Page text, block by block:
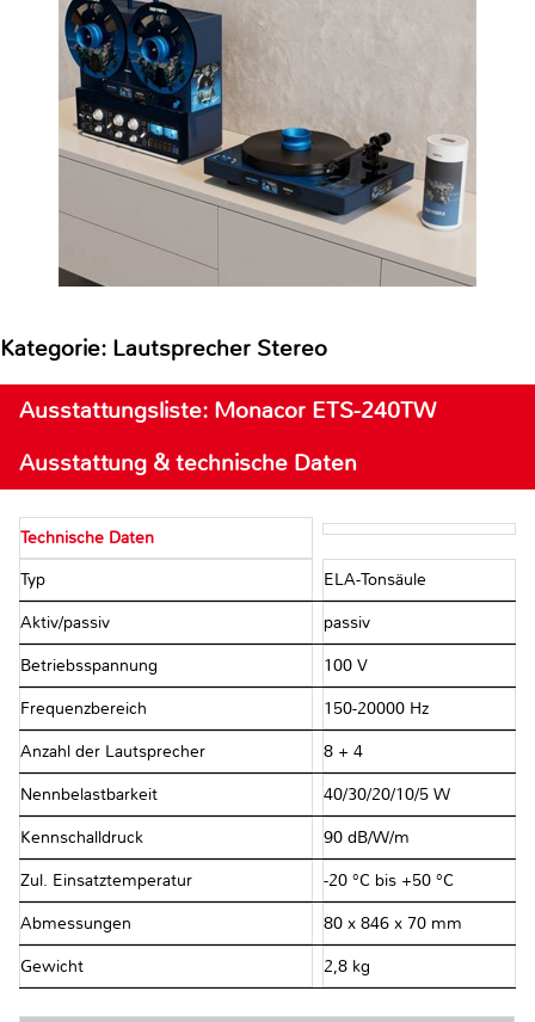
Kategorie: Lautsprecher Stereo
Ausstattungsliste: Monacor ETS-240TW
Ausstattung & technische Daten
Technische Daten
Typ ELA-Tonsäule
Aktiv/passiv passiv
Betriebsspannung 100 V
Frequenzbereich 150-20000 Hz
Anzahl der Lautsprecher 8 + 4
Nennbelastbarkeit 40/30/20/10/5 W
Kennschalldruck 90 dB/W/m
Zul. Einsatztemperatur -20 °C bis +50 °C
Abmessungen 80 x 846 x 70 mm
Gewicht 2,8 kg